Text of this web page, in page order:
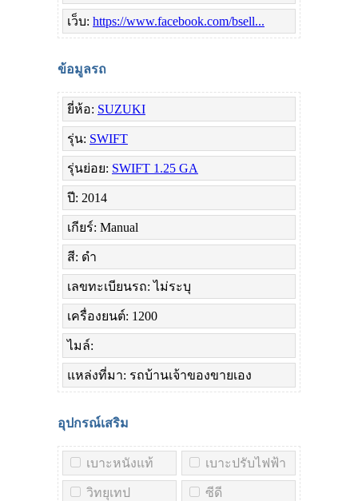
เว็บ: https://www.facebook.com/bsell...
ข้อมูลรถ
ยี่ห้อ: SUZUKI
รุ่น: SWIFT
รุ่นย่อย: SWIFT 1.25 GA
ปี: 2014
เกียร์: Manual
สี: ดำ
เลขทะเบียนรถ: ไม่ระบุ
เครื่องยนต์: 1200
ไมล์:
แหล่งที่มา: รถบ้านเจ้าของขายเอง
อุปกรณ์เสริม
เบาะหนังแท้ เบาะปรับไฟฟ้า
วิทยุเทป ซีดี